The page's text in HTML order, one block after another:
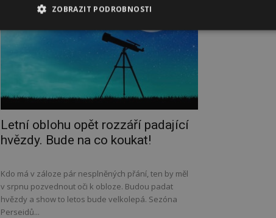
Letní oblohu opět rozzáří padající
hvězdy. Bude na co koukat!
Kdo má v záloze pár nesplněných přání, ten by měl
v srpnu pozvednout oči k obloze. Budou padat
hvězdy a show to letos bude velkolepá. Sezóna
Perseidů...
ZOBRAZIT PODROBNOSTI